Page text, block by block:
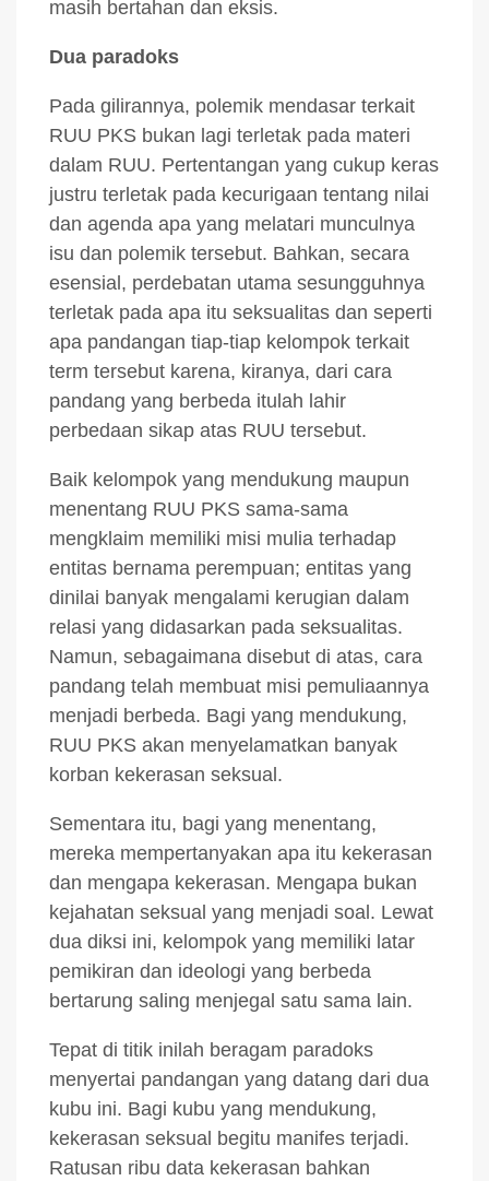
masih bertahan dan eksis.
Dua paradoks
Pada gilirannya, polemik mendasar terkait
RUU PKS bukan lagi terletak pada materi
dalam RUU. Pertentangan yang cukup keras
justru terletak pada kecurigaan tentang nilai
dan agenda apa yang melatari munculnya
isu dan polemik tersebut. Bahkan, secara
esensial, perdebatan utama sesungguhnya
terletak pada apa itu seksualitas dan seperti
apa pandangan tiap-tiap kelompok terkait
term tersebut karena, kiranya, dari cara
pandang yang berbeda itulah lahir
perbedaan sikap atas RUU tersebut.
Baik kelompok yang mendukung maupun
menentang RUU PKS sama-sama
mengklaim memiliki misi mulia terhadap
entitas bernama perempuan; entitas yang
dinilai banyak mengalami kerugian dalam
relasi yang didasarkan pada seksualitas.
Namun, sebagaimana disebut di atas, cara
pandang telah membuat misi pemuliaannya
menjadi berbeda. Bagi yang mendukung,
RUU PKS akan menyelamatkan banyak
korban kekerasan seksual.
Sementara itu, bagi yang menentang,
mereka mempertanyakan apa itu kekerasan
dan mengapa kekerasan. Mengapa bukan
kejahatan seksual yang menjadi soal. Lewat
dua diksi ini, kelompok yang memiliki latar
pemikiran dan ideologi yang berbeda
bertarung saling menjegal satu sama lain.
Tepat di titik inilah beragam paradoks
menyertai pandangan yang datang dari dua
kubu ini. Bagi kubu yang mendukung,
kekerasan seksual begitu manifes terjadi.
Ratusan ribu data kekerasan bahkan